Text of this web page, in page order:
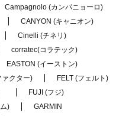
Campagnolo (カンパニョーロ)
CANYON (キャニオン)
Cinelli (チネリ)
corratec(コラテック)
EASTON (イーストン)
ァクター)
FELT (フェルト)
FUJI (フジ)
)
GARMIN